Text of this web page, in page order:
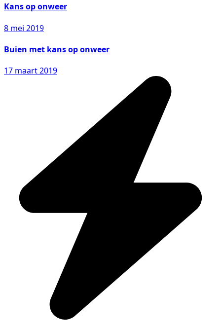
Kans op onweer
8 mei 2019
Buien met kans op onweer
17 maart 2019